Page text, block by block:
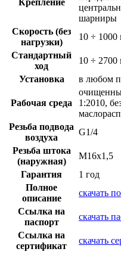
шарниры
Скорость (без
нагрузки)
10 ÷ 1000
Стандартный
ход
10 ÷
Установка
в любом
Рабочая среда
1:2010,
Резьба подвода
воздуха
G1/4
Резьба штока
(наружная)
M16x1,5
Гарантия
1 год
Полное
описание
скачать
Ссылка на
паспорт
скачать
Ссылка на
сертификат
скачать